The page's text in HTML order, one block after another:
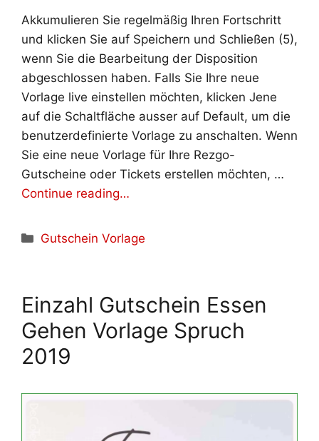
Akkumulieren Sie regelmäßig Ihren Fortschritt
und klicken Sie auf Speichern und Schließen (5),
wenn Sie die Bearbeitung der Disposition
abgeschlossen haben. Falls Sie Ihre neue
Vorlage live einstellen möchten, klicken Jene
auf die Schaltfläche ausser auf Default, um die
benutzerdefinierte Vorlage zu anschalten. Wenn
Sie eine neue Vorlage für Ihre Rezgo-
Gutscheine oder Tickets erstellen möchten, …
Continue reading…
Kategorien
Gutschein Vorlage
Einzahl Gutschein Essen
Gehen Vorlage Spruch
2019